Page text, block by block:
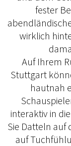
fester
wirklich
Auf Ihrem
Stuttgart
hautnah
interaktiv in
Sie Datteln auf
auf